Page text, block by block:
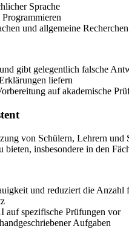
Sprache
und allgemeine Recherchen
gibt gelegentlich falsche
liefern
auf akademische
von Schülern, Lehrern
bieten, insbesondere in den
und reduziert die Anzahl
auf spezifische Prüfungen vor
Aufgaben